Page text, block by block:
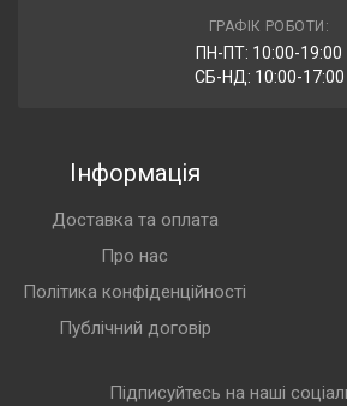
ГРАФІК РОБОТИ:
ПН-ПТ: 10:00-19:00
СБ-НД: 10:00-17:00
Інформація
Доставка та оплата
Про нас
Політика конфіденційності
Публічний договір
Підписуйтесь на наші